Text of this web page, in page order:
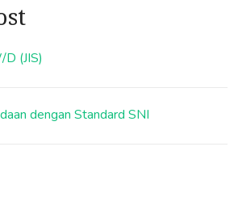
(JIS)
dengan Standard SNI